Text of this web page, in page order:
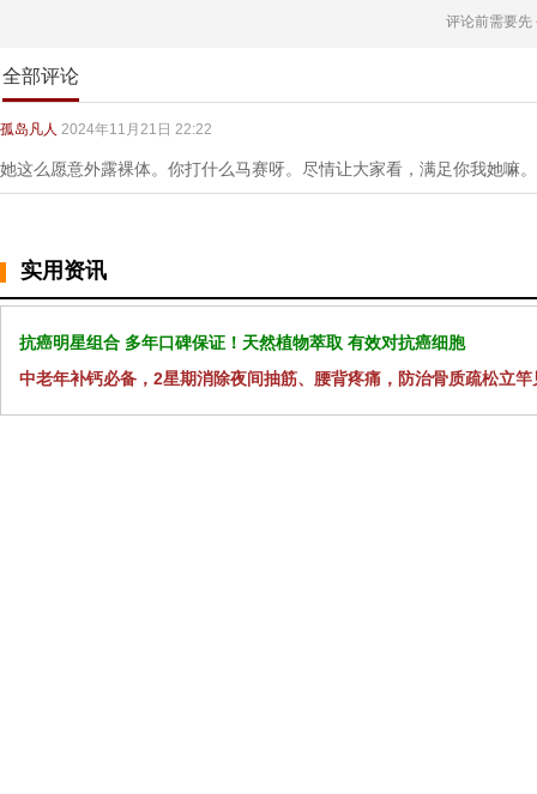
评论前需要先
全部评论
孤岛凡人 2024年11月21日 22:22
她这么愿意外露裸体。你打什么马赛呀。尽情让大家看，满足你我她嘛。
实用资讯
抗癌明星组合 多年口碑保证！天然植物萃取 有效对抗癌细胞
中老年补钙必备，2星期消除夜间抽筋、腰背疼痛，防治骨质疏松立竿